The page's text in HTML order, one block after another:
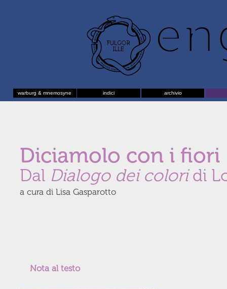
warburg & mnemosyne indici archivio
Diciamolo con i
Dal Dialogo dei coloridi
a cura di Lisa Gasparotto
Nota al testo